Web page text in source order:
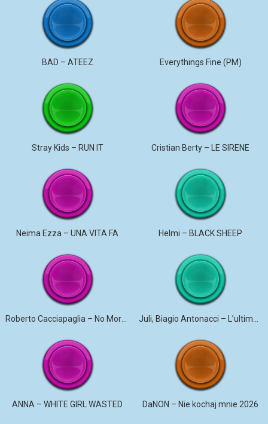
BAD – ATEEZ Everythings Fine (PM)
Stray Kids – RUN IT Cristian Berty – LE SIRENE
Neima Ezza – UNA VITA FA Helmi – BLACK SHEEP
Roberto Cacciapaglia – No More Violence
ANNA – WHITE GIRL WASTED DaNON – Nie kochaj mnie 2026